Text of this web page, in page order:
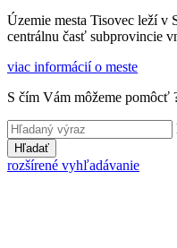
Územie mesta Tisovec leží v
centrálnu časť subprovincie
viac informácií o meste
S čím Vám môžeme pomôcť
Hľadať
rozšírené vyhľadávanie